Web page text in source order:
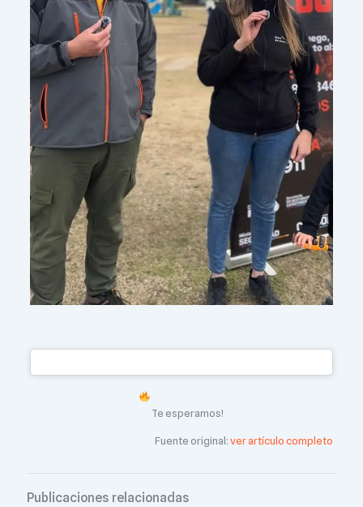
Te esperamos!
Fuente original:ver artículo completo
Publicaciones relacionadas